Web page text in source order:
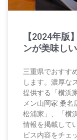
【2024年版
ンが美味し
三重県でおすす
します。濃厚な
提供する「横浜
メン山岡家 桑名
松浦家」、「横
情報を掲載して
ビス内容をチェ